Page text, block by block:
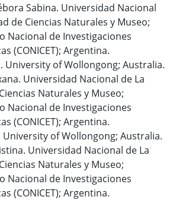
Sabina. Universidad Nacional
de Ciencias Naturales y Museo;
Nacional de Investigaciones
(CONICET); Argentina.
University of Wollongong; Australia.
Universidad Nacional de La
Naturales y Museo;
Nacional de Investigaciones
(CONICET); Argentina.
University of Wollongong; Australia.
Universidad Nacional de La
Naturales y Museo;
Nacional de Investigaciones
(CONICET); Argentina.